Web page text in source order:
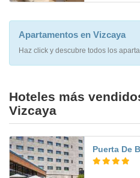
Apartamentos en Vizcaya
Haz click y descubre todos los
Hoteles más
Vizcaya
Puerta De